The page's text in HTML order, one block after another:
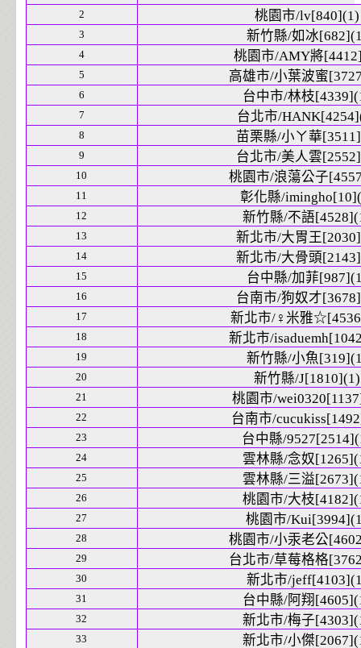
2 桃園市/lv[840](1)
3 新竹縣/如冰
4 桃園市/AMY將
5 高雄市/小葉波蜜
6 台中市/林枝
7 台北市/
8 苗栗縣/小ㄚ華
9 台北市/美人雲
10 桃園市/浪蕩公子
11 彰化縣/
12 新竹縣/不語
13 新北市/大胃王
14 新北市/大骨頭
15 台中縣/加菲
16 台南市/狗奴才
17 新北市/♀米雅
18 新北市/
19 新竹縣/小魚
20 新竹縣/J[1810](1)
21 桃園市/
22 台南市/
23 台中縣/
24 雲林縣/念奴
25 雲林縣/三溢
26 桃園市/大枝
27 桃園市/
28 桃園市/小汞老公
29 台北市/草莓格格
30 新北市/
31 台中縣/阿翔
32 新北市/梅子
33 新北市/小傑